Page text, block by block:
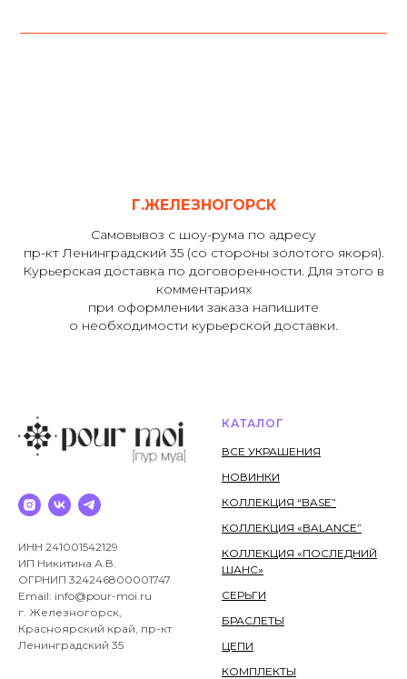
Г.ЖЕЛЕЗНОГОРСК
Самовывоз с шоу-рума по адресу
пр-кт Ленинградский 35 (со стороны золотого якоря).
Курьерская доставка по договоренности. Для этого в
комментариях
при оформлении заказа напишите
о необходимости курьерской доставки.
ИНН 241001542129
ИП Никитина А.В.
ОГРНИП 324246800001747
Email: info@pour-moi.ru
г. Железногорск,
Красноярский край, пр-кт
Ленинградский 35
КАТАЛОГ
ВСЕ УКРАШЕНИЯ
НОВИНКИ
КОЛЛЕКЦИЯ “BASE”
КОЛЛЕКЦИЯ «BALANCE”
КОЛЛЕКЦИЯ «ПОСЛЕДНИЙ
ШАНС»
СЕРЬГИ
БРАСЛЕТЫ
ЦЕПИ
КОМПЛЕКТЫ